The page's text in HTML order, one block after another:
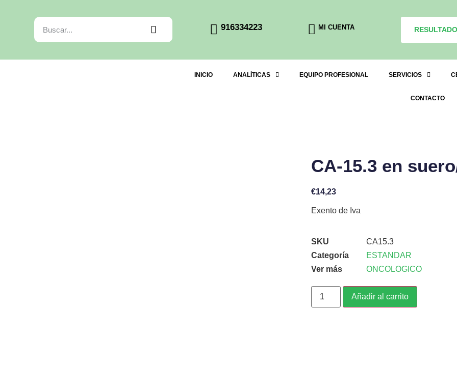
916334223 MI CUENTA
INICIO ANALÍTICAS EQUIPO PROFESIONAL SERVICIOS
CONTACTO
CA-15.3 en
€14,23
Exento de Iva
SKU
CA15.3
Categoría
ESTANDAR
Ver más
ONCOLOGICO
Añadir al carrito